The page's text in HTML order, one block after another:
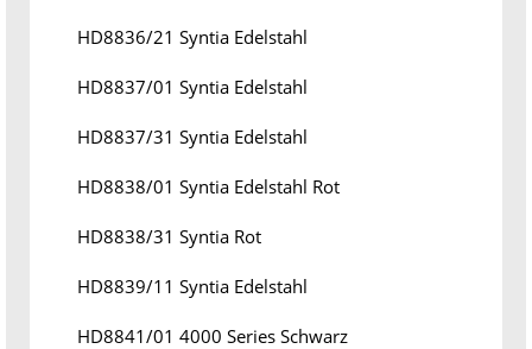
HD8836/21 Syntia Edelstahl
HD8837/01 Syntia Edelstahl
HD8837/31 Syntia Edelstahl
HD8838/01 Syntia Edelstahl Rot
HD8838/31 Syntia Rot
HD8839/11 Syntia Edelstahl
HD8841/01 4000 Series Schwarz